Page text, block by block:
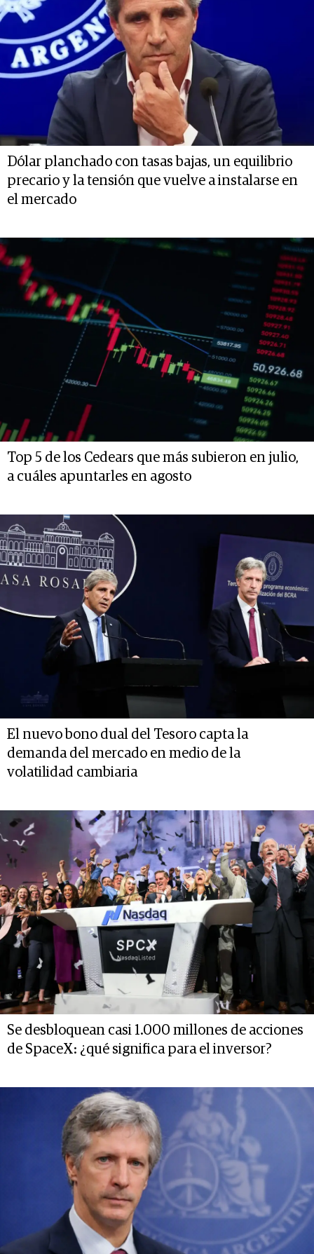
Dólar planchado con tasas bajas, un equilibrio
precario y la tensión que vuelve a instalarse en
el mercado
Top 5 de los Cedears que más subieron en julio,
a cuáles apuntarles en agosto
El nuevo bono dual del Tesoro capta la
demanda del mercado en medio de la
volatilidad cambiaria
Se desbloquean casi 1.000 millones de acciones
de SpaceX: ¿qué significa para el inversor?